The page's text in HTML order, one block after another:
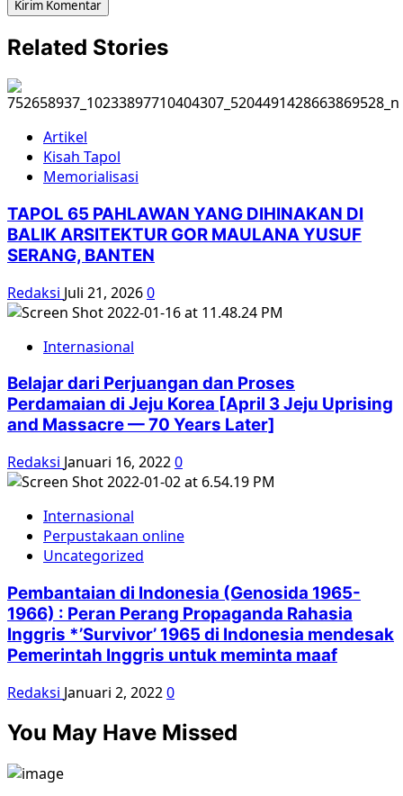
Related Stories
Artikel
Kisah Tapol
Memorialisasi
TAPOL 65 PAHLAWAN YANG DIHINAKAN DI
BALIK ARSITEKTUR GOR MAULANA YUSUF
SERANG, BANTEN
Redaksi Juli 21, 20260
Internasional
Belajar dari Perjuangan dan Proses
Perdamaian di Jeju Korea [April 3 Jeju Uprising
and Massacre — 70 Years Later]
Redaksi Januari 16, 20220
Internasional
Perpustakaan online
Uncategorized
Pembantaian di Indonesia (Genosida 1965-
1966) : Peran Perang Propaganda Rahasia
Inggris *’Survivor’ 1965 di Indonesia mendesak
Pemerintah Inggris untuk meminta maaf
Redaksi Januari 2, 20220
You May Have Missed